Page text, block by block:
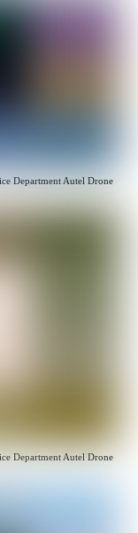
Department Autel Drone
Department Autel Drone